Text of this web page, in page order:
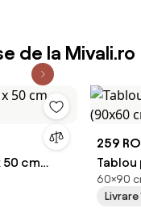
de la Mivali.ro
259
Tablou pe
60×90